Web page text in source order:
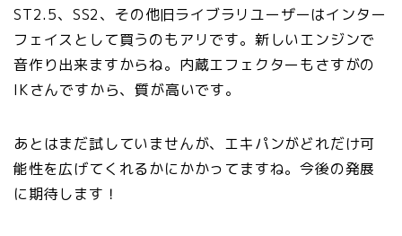
ST2.5、SS2、その他旧ライブラリユーザーはインター
フェイスとして買うのもアリです。新しいエンジンで
音作り出来ますからね。内蔵エフェクターもさすがの
IKさんですから、質が高いです。
あとはまだ試していませんが、エキパンがどれだけ可
能性を広げてくれるかにかかってますね。今後の発展
に期待します！